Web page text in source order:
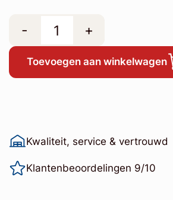
- +
Toevoegen aan winkelwagen
Kwaliteit, service & vertrouwd
Klantenbeoordelingen 9/10